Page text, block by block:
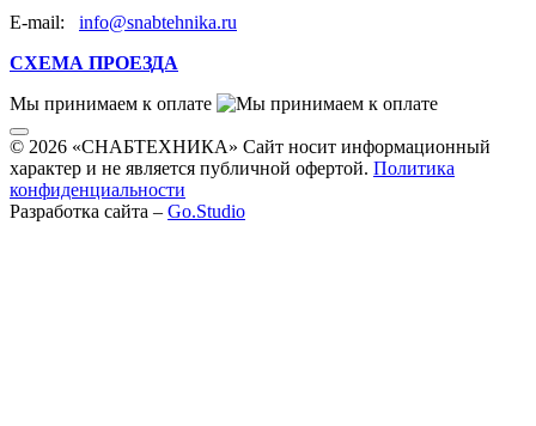
E-mail: info@snabtehnika.ru
СХЕМА ПРОЕЗДА
Мы принимаем к оплате
© 2026 «СНАБТЕХНИКА» Сайт носит информационный
характер и не является публичной офертой. Политика
конфиденциальности
Разработка сайта – Go.Studio